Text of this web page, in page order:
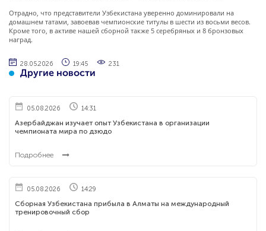
Отрадно, что представители Узбекистана уверенно доминировали на
домашнем татами, завоевав чемпионские титулы в шести из восьми весов.
Кроме того, в активе нашей сборной также 5 серебряных и 8 бронзовых
наград.
28.05.2026 19:45 231
Другие новости
05.08.2026 14:31
Азербайджан изучает опыт Узбекистана в организации
чемпионата мира по дзюдо
Подробнее
05.08.2026 14:29
Сборная Узбекистана прибыла в Алматы на международный
тренировочный сбор